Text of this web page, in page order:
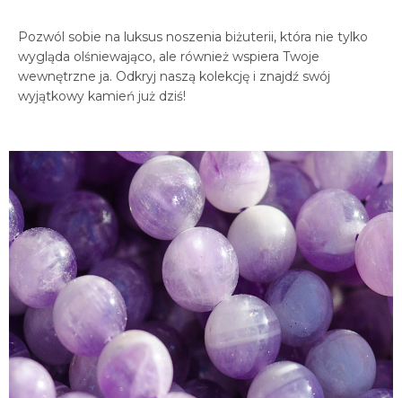
Pozwól sobie na luksus noszenia biżuterii, która nie tylko
wygląda olśniewająco, ale również wspiera Twoje
wewnętrzne ja. Odkryj naszą kolekcję i znajdź swój
wyjątkowy kamień już dziś!